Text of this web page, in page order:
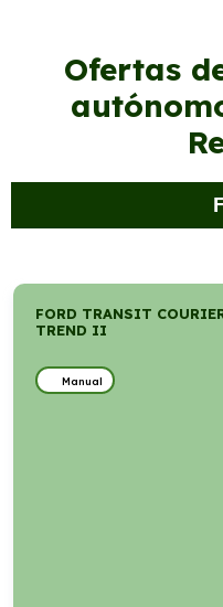
Ofertas
FORD TRANSIT
TREND II
Manual